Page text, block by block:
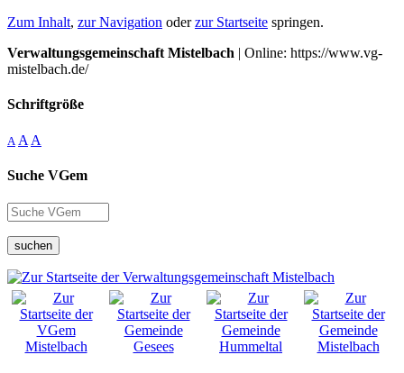
Zum Inhalt, zur Navigation oderzur Startseite springen.
Verwaltungsgemeinschaft Mistelbach | Online: https://www.vg-
mistelbach.de/
Schriftgröße
A A A
Suche VGem
suchen